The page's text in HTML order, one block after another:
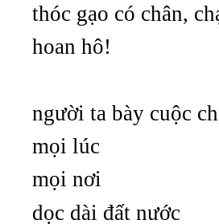
thóc gạo có chân,
hoan hô!
người ta bày cuộc
mọi lúc
mọi nơi
dọc dài đất nước